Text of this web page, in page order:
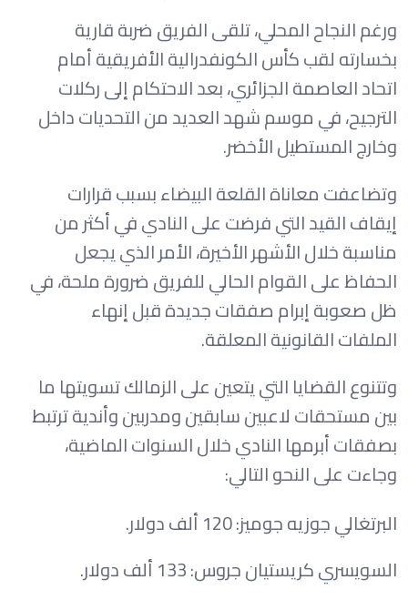
ورغم النجاح المحلي، تلقى الفريق ضربة قارية
بخسارته لقب كأس الكونفدرالية الأفريقية أمام
اتحاد العاصمة الجزائري، بعد الاحتكام إلى ركلات
الترجيح، في موسم شهد العديد من التحديات داخل
وخارج المستطيل الأخضر.
وتضاعفت معاناة القلعة البيضاء بسبب قرارات
إيقاف القيد التي فرضت على النادي في أكثر من
مناسبة خلال الأشهر الأخيرة، الأمر الذي يجعل
الحفاظ على القوام الحالي للفريق ضرورة ملحة، في
ظل صعوبة إبرام صفقات جديدة قبل إنهاء
الملفات القانونية المعلقة.
وتتنوع القضايا التي يتعين على الزمالك تسويتها ما
بين مستحقات لاعبين سابقين ومدربين وأندية ترتبط
بصفقات أبرمها النادي خلال السنوات الماضية،
وجاءت على النحو التالي:
البرتغالي جوزيه جوميز: 120 ألف دولار.
السويسري كريستيان جروس: 133 ألف دولار.